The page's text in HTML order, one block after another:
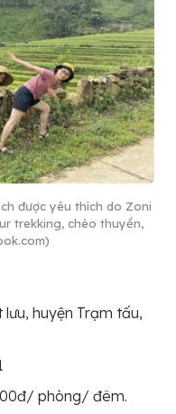
được yêu thích do Zoni
trekking, chèo thuyền,
huyện Trạm tấu,
phòng/ đêm.